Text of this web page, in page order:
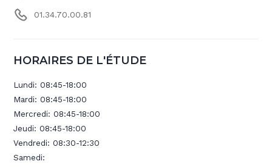
01.34.70.00.81
HORAIRES DE L'ÉTUDE
Lundi:08:45-18:00
Mardi:08:45-18:00
Mercredi:08:45-18:00
Jeudi:08:45-18:00
Vendredi:08:30-12:30
Samedi: